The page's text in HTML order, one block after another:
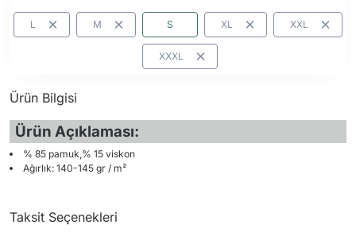
L M S XL XXL
XXXL
Ürün Bilgisi
Ürün Açıklaması:
% 85 pamuk,% 15 viskon
Ağırlık: 140-145 gr / m²
Taksit Seçenekleri